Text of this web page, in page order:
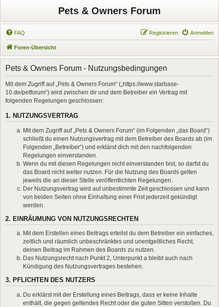
Pets & Owners Forum
FAQ Anmelden
Registrieren
Foren-Übersicht
Pets & Owners Forum - Nutzungsbedingungen
Mit dem Zugriff auf „Pets & Owners Forum“ („https://www.starbase-
10.de/petforum“) wird zwischen dir und dem Betreiber ein Vertrag mit
folgenden Regelungen geschlossen:
1. NUTZUNGSVERTRAG
Mit dem Zugriff auf „Pets & Owners Forum“ (im Folgenden „das Board“)
schließt du einen Nutzungsvertrag mit dem Betreiber des Boards ab (im
Folgenden „Betreiber“) und erklärst dich mit den nachfolgenden
Regelungen einverstanden.
Wenn du mit diesen Regelungen nicht einverstanden bist, so darfst du
das Board nicht weiter nutzen. Für die Nutzung des Boards gelten
jeweils die an dieser Stelle veröffentlichten Regelungen.
Der Nutzungsvertrag wird auf unbestimmte Zeit geschlossen und kann
von beiden Seiten ohne Einhaltung einer Frist jederzeit gekündigt
werden.
2. EINRÄUMUNG VON NUTZUNGSRECHTEN
Mit dem Erstellen eines Beitrags erteilst du dem Betreiber ein einfaches,
zeitlich und räumlich unbeschränktes und unentgeltliches Recht,
deinen Beitrag im Rahmen des Boards zu nutzen.
Das Nutzungsrecht nach Punkt 2, Unterpunkt a bleibt auch nach
Kündigung des Nutzungsvertrages bestehen.
3. PFLICHTEN DES NUTZERS
Du erklärst mit der Erstellung eines Beitrags, dass er keine Inhalte
enthält, die gegen geltendes Recht oder die guten Sitten verstoßen. Du